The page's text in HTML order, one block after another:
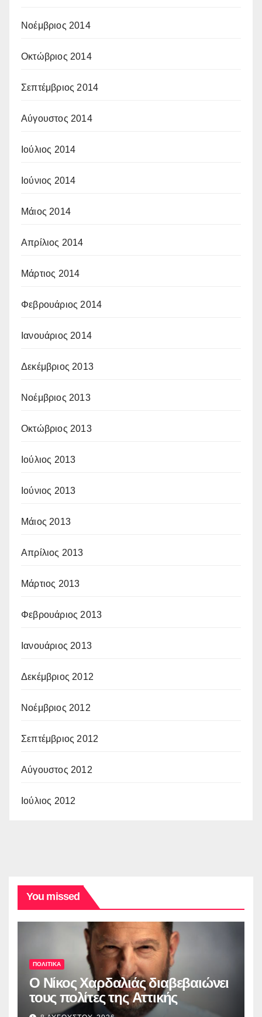
Νοέμβριος 2014
Οκτώβριος 2014
Σεπτέμβριος 2014
Αύγουστος 2014
Ιούλιος 2014
Ιούνιος 2014
Μάιος 2014
Απρίλιος 2014
Μάρτιος 2014
Φεβρουάριος 2014
Ιανουάριος 2014
Δεκέμβριος 2013
Νοέμβριος 2013
Οκτώβριος 2013
Ιούλιος 2013
Ιούνιος 2013
Μάιος 2013
Απρίλιος 2013
Μάρτιος 2013
Φεβρουάριος 2013
Ιανουάριος 2013
Δεκέμβριος 2012
Νοέμβριος 2012
Σεπτέμβριος 2012
Αύγουστος 2012
Ιούλιος 2012
You missed
ΠΟΛΙΤΙΚΑ
O Νίκος Χαρδαλιάς διαβεβαιώνει
τους πολίτες της Αττικής